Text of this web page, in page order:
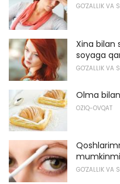
GO'ZALLIK VA
Xina bilan
soyaga
GO'ZALLIK VA
Olma
OZIQ-OVQAT
GO'ZALLIK VA